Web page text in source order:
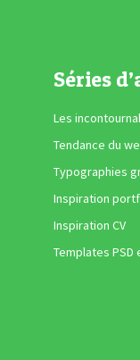
Séries
Les
Tendance du
Typographies
Inspiration
Inspiration CV
Templates PSD